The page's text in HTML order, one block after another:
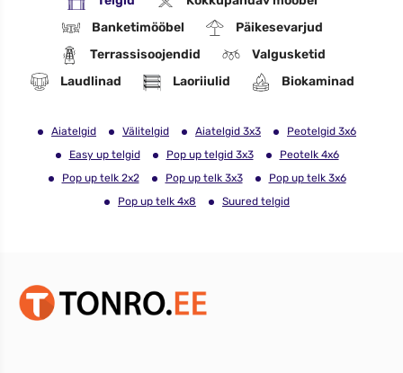
Banketimööbel
Päikesevarjud
Terrassisoojendid
Valgusketid
Laudlinad
Laoriiulid Biokaminad
Aiatelgid Välitelgid Aiatelgid 3x3
Peotelgid 3x6
Easy up telgid
Pop up telgid 3x3
Peotelk 4x6
Pop up telk 2x2
Pop up telk 3x3
Pop up telk 3x6
Pop up telk 4x8
Suured telgid